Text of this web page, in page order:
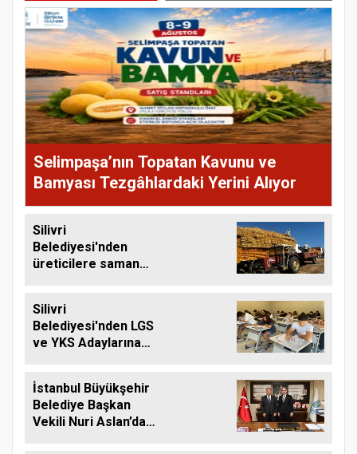
Selimpaşa’nın Topatan Kavunu ve
Bamyası Tezgâhlardaki Yerini Alıyor
Silivri
Belediyesi'nden
üreticilere saman
Silivri
Belediyesi'nden LGS
ve YKS Adaylarına
İstanbul Büyükşehir
Belediye Başkan
Vekili Nuri Aslan’dan